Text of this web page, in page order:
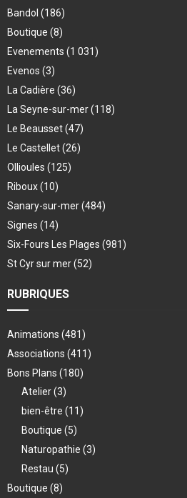
Bandol (186)
Boutique (8)
Evenements (1 031)
Evenos (3)
La Cadière (36)
La Seyne-sur-mer(118)
Le Beausset(47)
Le Castellet(26)
Ollioules (125)
Riboux(10)
Sanary-sur-mer(484)
Signes (14)
Six-Fours Les Plages (981)
St Cyr sur mer(52)
RUBRIQUES
Animations (481)
Associations (411)
Bons Plans (180)
Atelier(3)
bien-être (11)
Boutique (5)
Naturopathie (3)
Restau (5)
Boutique (8)